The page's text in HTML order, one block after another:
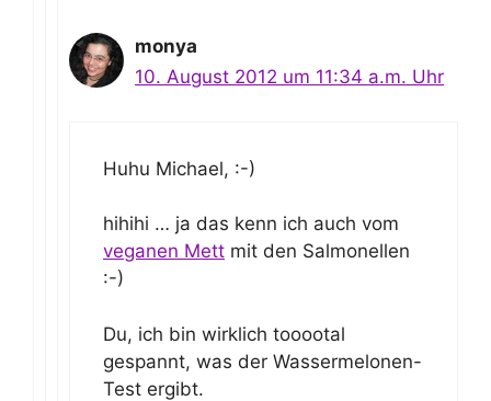
monya
10. August 2012 um 11:34 a.m. Uhr
Huhu Michael, :-)
hihihi … ja das kenn ich auch vom
veganen Mett mit den Salmonellen
:-)
Du, ich bin wirklich tooootal
gespannt, was der Wassermelonen-
Test ergibt.